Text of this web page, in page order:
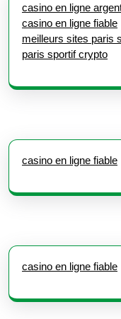
casino en ligne
casino en ligne fiable
meilleurs sites paris
paris sportif crypto
casino en ligne fiable
casino en ligne fiable